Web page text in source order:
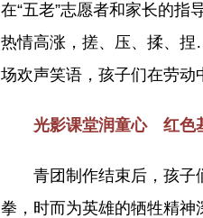
在“五老”志愿者和家长的
热情高涨，搓、压、揉、
场欢声笑语，孩子们在劳动
光影课堂润童心 红色
青团制作结束后，孩子们
拳，时而为英雄的牺牲精神